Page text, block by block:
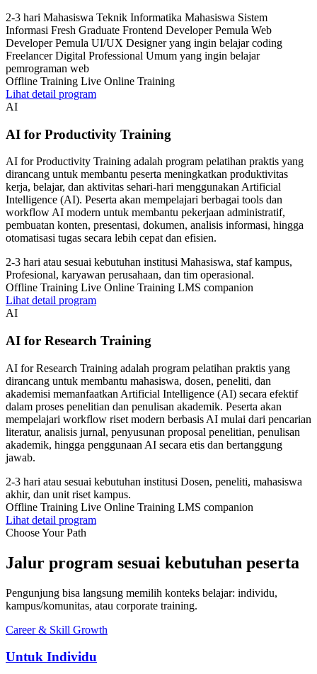
2-3 hari Mahasiswa Teknik Informatika Mahasiswa Sistem
Informasi Fresh Graduate Frontend Developer Pemula Web
Developer Pemula UI/UX Designer yang ingin belajar coding
Freelancer Digital Professional Umum yang ingin belajar
pemrograman web
Offline Training Live Online Training
Lihat detail program
AI
AI for Productivity Training
AI for Productivity Training adalah program pelatihan praktis yang
dirancang untuk membantu peserta meningkatkan produktivitas
kerja, belajar, dan aktivitas sehari-hari menggunakan Artificial
Intelligence (AI). Peserta akan mempelajari berbagai tools dan
workflow AI modern untuk membantu pekerjaan administratif,
pembuatan konten, presentasi, dokumen, analisis informasi, hingga
otomatisasi tugas secara lebih cepat dan efisien.
2-3 hari atau sesuai kebutuhan institusi Mahasiswa, staf kampus,
Profesional, karyawan perusahaan, dan tim operasional.
Offline Training Live Online Training LMS companion
Lihat detail program
AI
AI for Research Training
AI for Research Training adalah program pelatihan praktis yang
dirancang untuk membantu mahasiswa, dosen, peneliti, dan
akademisi memanfaatkan Artificial Intelligence (AI) secara efektif
dalam proses penelitian dan penulisan akademik. Peserta akan
mempelajari workflow riset modern berbasis AI mulai dari pencarian
literatur, analisis jurnal, penyusunan proposal penelitian, penulisan
akademik, hingga penggunaan AI secara etis dan bertanggung
jawab.
2-3 hari atau sesuai kebutuhan institusi Dosen, peneliti, mahasiswa
akhir, dan unit riset kampus.
Offline Training Live Online Training LMS companion
Lihat detail program
Choose Your Path
Jalur program sesuai kebutuhan peserta
Pengunjung bisa langsung memilih konteks belajar: individu,
kampus/komunitas, atau corporate training.
Career & Skill Growth
Untuk Individu